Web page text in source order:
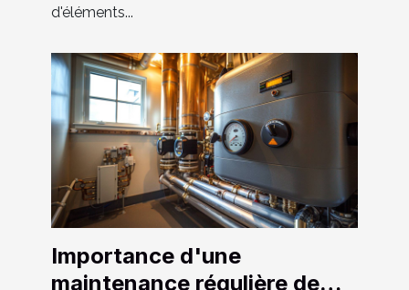
d'éléments...
Importance d'une
maintenance régulière de